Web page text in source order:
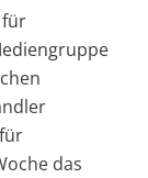
für
das